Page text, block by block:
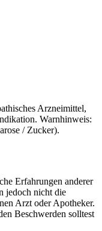
Arzneimittel,
Warnhinweis:
/ Zucker).
Erfahrungen anderer
jedoch nicht die
Arzt oder Apotheker.
Beschwerden solltest